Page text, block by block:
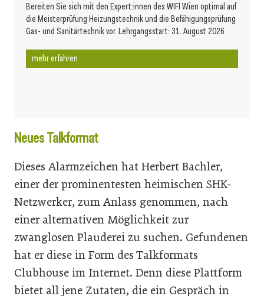
Bereiten Sie sich mit den Expert:innen des WIFI Wien optimal auf
die Meisterprüfung Heizungstechnik und die Befähigungsprüfung
Gas- und Sanitärtechnik vor. Lehrgangsstart: 31. August 2026
mehr erfahren
Neues Talkformat
Dieses Alarmzeichen hat Herbert Bachler,
einer der prominentesten heimischen SHK-
Netzwerker, zum Anlass genommen, nach
einer alternativen Möglichkeit zur
zwanglosen Plauderei zu suchen. Gefundenen
hat er diese in Form des Talkformats
Clubhouse im Internet. Denn diese Plattform
bietet all jene Zutaten, die ein Gespräch in